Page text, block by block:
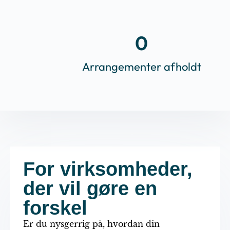
Arrangementer afholdt
0
For virksomheder,
der vil gøre en
forskel
Er du nysgerrig på, hvordan din